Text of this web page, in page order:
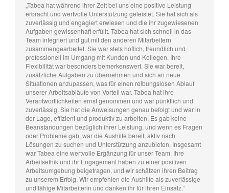
„Tabea hat während ihrer Zeit bei uns eine positive Leistung
erbracht und wertvolle Unterstützung geleistet. Sie hat sich als
zuverlässig und engagiert erwiesen und die ihr zugewiesenen
Aufgaben gewissenhaft erfüllt. Tabea hat sich schnell in das
Team integriert und gut mit den anderen Mitarbeitern
zusammengearbeitet. Sie war stets höflich, freundlich und
professionell im Umgang mit Kunden und Kollegen. Ihre
Flexibilität war besonders bemerkenswert. Sie war bereit,
zusätzliche Aufgaben zu übernehmen und sich an neue
Situationen anzupassen, was für einen reibungslosen Ablauf
unserer Arbeitsabläufe von Vorteil war. Tabea hat ihre
Verantwortlichkeiten ernst genommen und war pünktlich und
zuverlässig. Sie hat die Anweisungen genau befolgt und war in
der Lage, effizient und produktiv zu arbeiten. Es gab keine
Beanstandungen bezüglich ihrer Leistung, und wenn es Fragen
oder Probleme gab, war die Aushilfe bereit, aktiv nach
Lösungen zu suchen und Unterstützung anzubieten. Insgesamt
war Tabea eine wertvolle Ergänzung für unser Team. Ihre
Arbeitsethik und ihr Engagement haben zu einer positiven
Arbeitsumgebung beigetragen, und wir schätzen ihren Beitrag
zu unserem Erfolg. Wir empfehlen die Aushilfe als zuverlässige
und fähige Mitarbeiterin und danken ihr für ihren Einsatz.“